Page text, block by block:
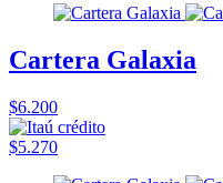
Cartera Galaxia
$6.200
$5.270